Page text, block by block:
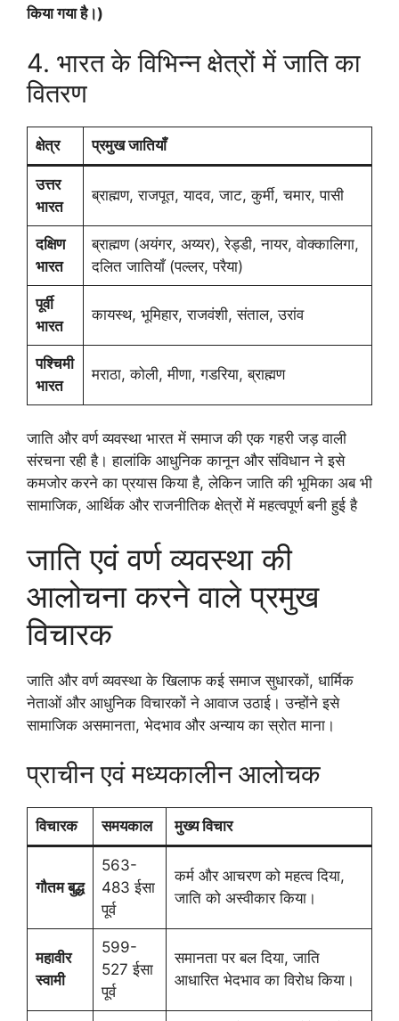
किया गया है।)
4. भारत के विभिन्न क्षेत्रों में जाति का
वितरण
क्षेत्र प्रमुख जातियाँ
उत्तर
भारत
ब्राह्मण, राजपूत, यादव, जाट, कुर्मी, चमार, पासी
दक्षिण
भारत
ब्राह्मण (अयंगर, अय्यर), रेड्डी, नायर, वोक्कालिगा,
दलित जातियाँ (पल्लर, परैया)
पूर्वी
भारत
कायस्थ, भूमिहार, राजवंशी, संताल, उरांव
पश्चिमी
भारत
मराठा, कोली, मीणा, गडरिया, ब्राह्मण
जाति और वर्ण व्यवस्था भारत में समाज की एक गहरी जड़ वाली
संरचना रही है। हालांकि आधुनिक कानून और संविधान ने इसे
कमजोर करने का प्रयास किया है, लेकिन जाति की भूमिका अब भी
सामाजिक, आर्थिक और राजनीतिक क्षेत्रों में महत्वपूर्ण बनी हुई है
जाति एवं वर्ण व्यवस्था की
आलोचना करने वाले प्रमुख
विचारक
जाति और वर्ण व्यवस्था के खिलाफ कई समाज सुधारकों, धार्मिक
नेताओं और आधुनिक विचारकों ने आवाज उठाई। उन्होंने इसे
सामाजिक असमानता, भेदभाव और अन्याय का स्रोत माना।
प्राचीन एवं मध्यकालीन आलोचक
विचारक समयकाल मुख्य विचार
गौतम बुद्ध
563-
483 ईसा
पूर्व
कर्म और आचरण को महत्व दिया,
जाति को अस्वीकार किया।
महावीर
स्वामी
599-
527 ईसा
पूर्व
समानता पर बल दिया, जाति
आधारित भेदभाव का विरोध किया।